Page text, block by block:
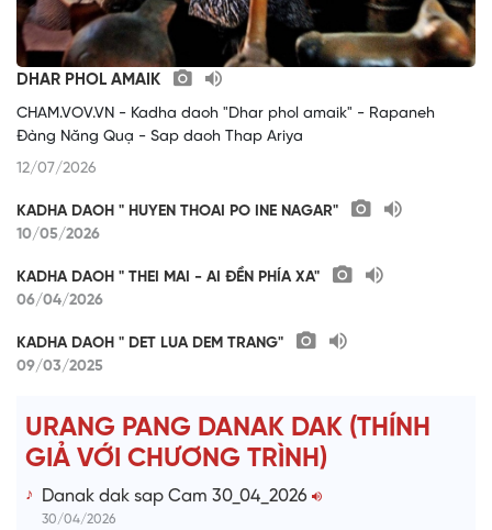
DHAR PHOL AMAIK
CHAM.VOV.VN - Kadha daoh "Dhar phol amaik" - Rapaneh
Đàng Năng Quạ - Sap daoh Thap Ariya
12/07/2026
KADHA DAOH " HUYEN THOAI PO INE NAGAR"
10/05/2026
KADHA DAOH " THEI MAI - AI ĐỀN PHÍA XA"
06/04/2026
KADHA DAOH " DET LUA DEM TRANG"
09/03/2025
URANG PANG DANAK DAK (THÍNH
GIẢ VỚI CHƯƠNG TRÌNH)
Danak dak sap Cam 30_04_2026
30/04/2026